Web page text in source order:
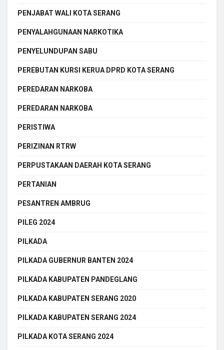
PENJABAT WALI KOTA SERANG
PENYALAHGUNAAN NARKOTIKA
PENYELUNDUPAN SABU
PEREBUTAN KURSI KERUA DPRD KOTA SERANG
PEREDARAN NARKOBA
PEREDARAN NARKOBA
PERISTIWA
PERIZINAN RTRW
PERPUSTAKAAN DAERAH KOTA SERANG
PERTANIAN
PESANTREN AMBRUG
PILEG 2024
PILKADA
PILKADA GUBERNUR BANTEN 2024
PILKADA KABUPATEN PANDEGLANG
PILKADA KABUPATEN SERANG 2020
PILKADA KABUPATEN SERANG 2024
PILKADA KOTA SERANG 2024